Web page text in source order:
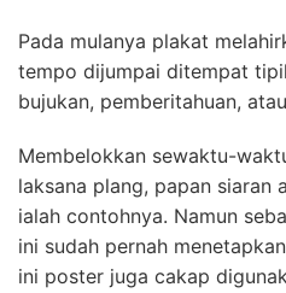
Pada mulanya plakat
tempo dijumpai ditempat
bujukan, pemberitahuan,
Membelokkan sewaktu-
laksana plang, papan siaran
ialah contohnya. Namun
ini sudah pernah
ini poster juga cakap